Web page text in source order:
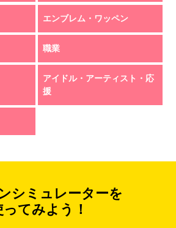
エンブレム・ワッペン
職業
アイドル・アーティスト・応
援
シミュレーターを
ってみよう！